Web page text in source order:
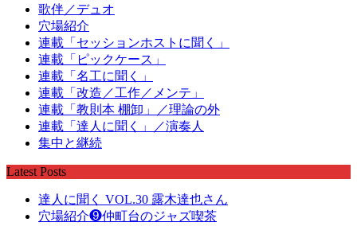
歌伴／デュオ
穴場紹介
連載「セッションホストに聞く」
連載「ピックケース」
連載「名工に聞く」
連載「改造／工作／メンテ」
連載「教則本 棚卸」／理論の外
連載「達人に聞く」／演奏人
集中と継続
Latest Posts
達人に聞く VOL.30 露木達也さん
穴場紹介❾仲町台のジャズ喫茶